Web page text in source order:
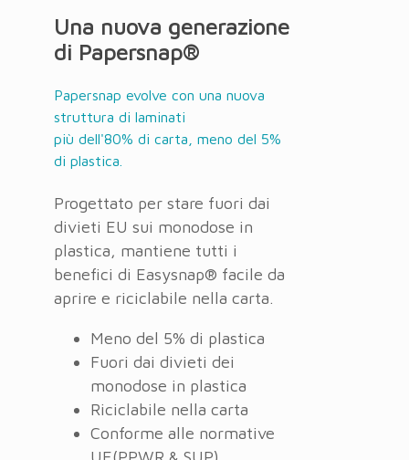
Una nuova generazione
di Papersnap®
Papersnap evolve con una nuova
struttura di laminati
più dell'80% di carta, meno del 5%
di plastica.
Progettato per stare fuori dai
divieti EU sui monodose in
plastica, mantiene tutti i
benefici di Easysnap® facile da
aprire e riciclabile nella carta.
Meno del 5% di plastica
Fuori dai divieti dei
monodose in plastica
Riciclabile nella carta
Conforme alle normative